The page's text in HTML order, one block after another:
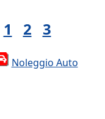
1 2 3
Noleggio Auto